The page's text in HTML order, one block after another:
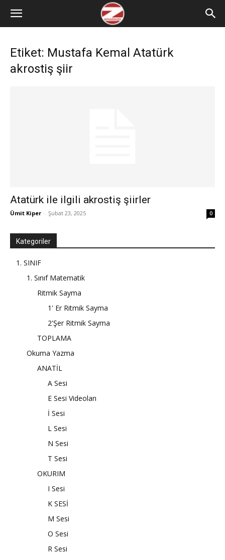
Etiket: Mustafa Kemal Atatürk
akrostiş şiir
Atatürk ile ilgili akrostiş şiirler
Ümit Kiper - Şubat 23, 2025 0
Kategoriler
1. SINIF
1. Sınıf Matematik
Ritmik Sayma
1' Er Ritmik Sayma
2'Şer Ritmik Sayma
TOPLAMA
Okuma Yazma
ANATİL
A Sesi
E Sesi Videoları
İ Sesi
L Sesi
N Sesi
T Sesi
OKURIM
I Sesi
K SESİ
M Sesi
O Sesi
R Sesi